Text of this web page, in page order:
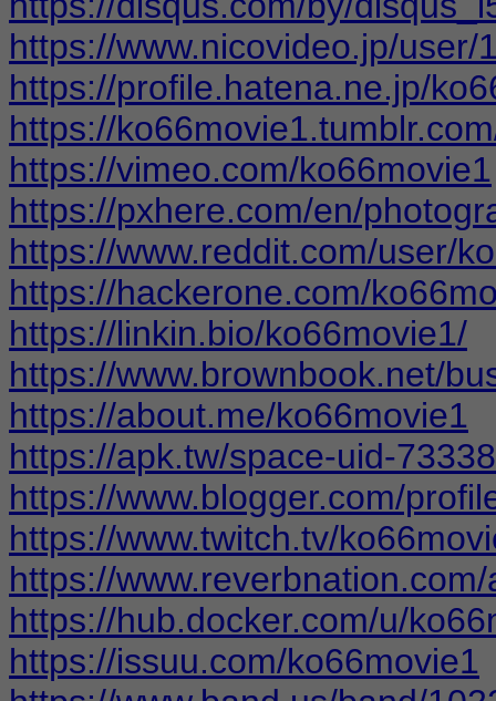
https://www.nicovideo.jp/user/
https://profile.hatena.ne.jp/
https://
https://vimeo.com/ko66movie1
https://pxhere.com/en/
https://www.reddit.com/user/
https://hackerone.com/
https://linkin.bio/ko66movie1/
https://www.brownbook.net/
https://about.me/ko66movie1
https://apk.tw/space-uid-
https://www.blogger.com/
https://www.twitch.tv/
https://
https://hub.docker.com/u/
https://issuu.com/ko66movie1